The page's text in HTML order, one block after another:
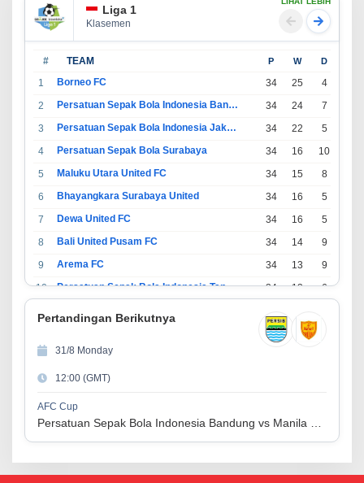
Liga 1
Klasemen
# TEAM P W D
1 Borneo FC 34 25 4
2
Persatuan Sepak Bola Indonesia Bandung 34 24 7
3
Persatuan Sepak Bola Indonesia Jakarta 34 22 5
4
Persatuan Sepak Bola Surabaya 34 16 10
5
Maluku Utara United FC 34 15 8
6
Bhayangkara Surabaya United 34 16 5
7
Dewa United FC 34 16 5
8
Bali United Pusam FC 34 14 9
9
Arema FC 34 13 9
10
Persatuan Sepak Bola Indonesia Tangerang 34 13 6
34 11
13
14
Madura United FC
15
Persatuan Sepakbola Makassar
16
Persis Solo 34 8 10
Pertandingan Berikutnya
31/8 Monday
12:00 (GMT)
AFC Cup